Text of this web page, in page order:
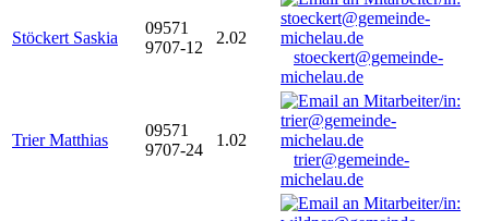
Stöckert Saskia
09571
9707-12
2.02
stoeckert@gemeinde-
michelau.de
Trier Matthias
09571
9707-24
1.02
trier@gemeinde-
michelau.de